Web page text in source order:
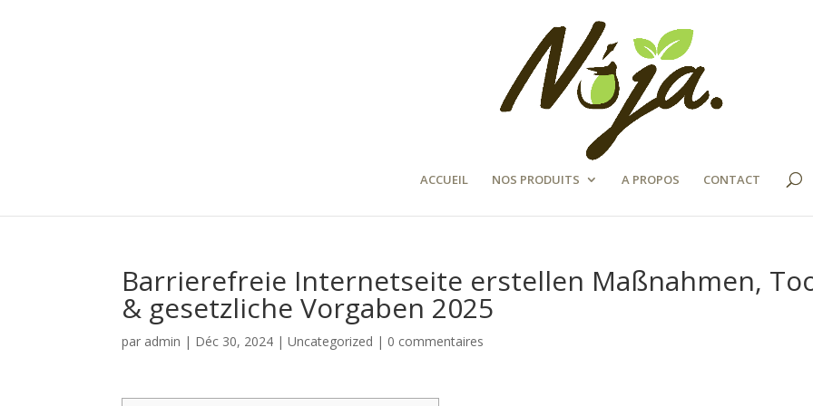
ACCUEIL NOS PRODUITS A PROPOS CONTACT
Barrierefreie Internetseite erstellen Maßnahmen,
& gesetzliche Vorgaben 2025
par admin | Déc 30, 2024 |Uncategorized | 0 commentaires